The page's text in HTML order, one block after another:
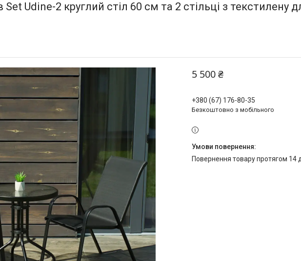
Udine-2 круглий стіл 60 см та 2 стільці з текстилену
5 500 ₴
+380 (67) 176-80-35
Безкоштовно з мобільного
повернення товару протягом 14